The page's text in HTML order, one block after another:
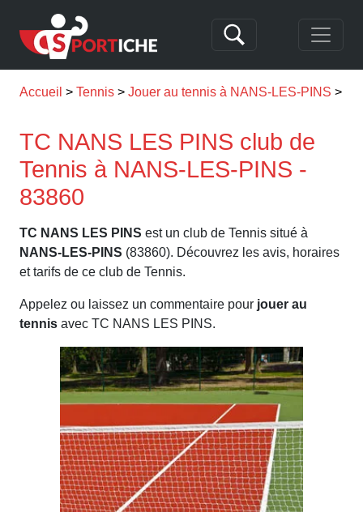
Accueil Tennis Jouer au tennis à NANS-LES-PINS
TC NANS LES PINS club de
Tennis à NANS-LES-PINS -
83860
TC NANS LES PINS est un club de Tennis situé à
NANS-LES-PINS (83860). Découvrez les avis, horaires
et tarifs de ce club de Tennis.
Appelez ou laissez un commentaire pour jouer au
tennis avec TC NANS LES PINS.